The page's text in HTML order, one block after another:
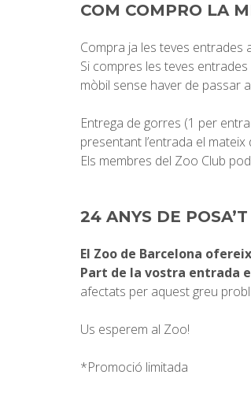
COM COMPRO LA
Compra ja les teves entrades
Si compres les teves
mòbil sense haver de passar
Entrega de gorres (1 per
presentant l’entrada el mateix
Els membres del Zoo Club
24 ANYS DE
El Zoo de Barcelona
Part de la vostra entrada
afectats per aquest greu
Us esperem al Zoo!
*Promoció limitada